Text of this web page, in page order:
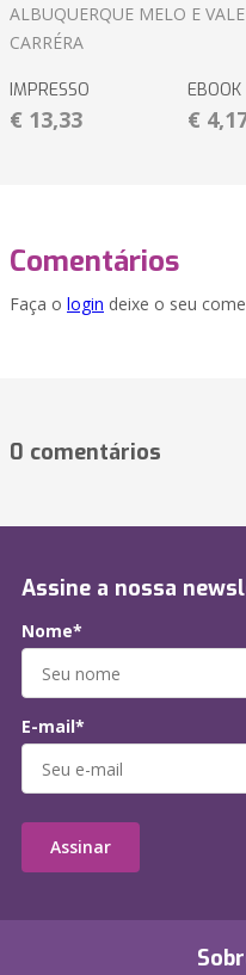
ALBUQUERQUE MELO E
CARRÉRA
IMPRESSO
€ 13,33
EBOOK
€
Comentários
Faça o login deixe o seu
0 comentários
Assine a nossa
Nome*
E-mail*
Assinar